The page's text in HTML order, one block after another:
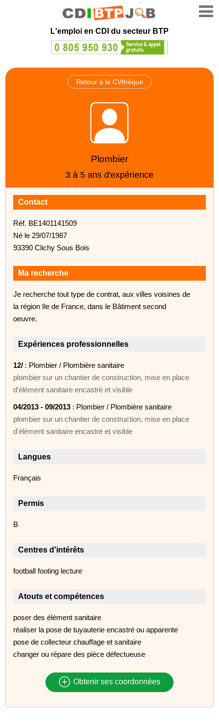
L'emploi en CDI du secteur BTP
Retour à la CVthèque
Plombier
3 à 5 ans d'expérience
Contact
Réf. BE1401141509
Né le 29/07/1987
93390 Clichy Sous Bois
Ma recherche
Je recherche tout type de contrat, aux villes voisines de
la région Ile de France, dans le Bâtiment second
oeuvre.
Expériences professionnelles
12/ : Plombier / Plombière sanitaire
plombier sur un chantier de construction, mise en place
d'élément sanitaire encastré et visible
04/2013 - 09/2013 : Plombier / Plombière sanitaire
plombier sur un chantier de construction, mise en place
d'élément sanitaire encastré et visible
Langues
Français
Permis
B
Centres d'intérêts
football footing lecture
Atouts et compétences
poser des élément sanitaire
réaliser la pose de tuyauterie encastré ou apparente
pose de collecteur chauffage et sanitaire
changer ou répare des pièce défectueuse
Obtenir ses coordonnées